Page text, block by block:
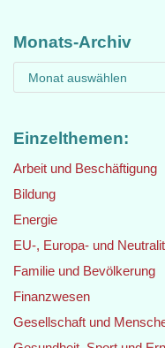
Monats-Archiv
Einzelthemen:
Arbeit und Beschäftigung
Bildung
Energie
EU-, Europa- und
Familie und Bevölkerung
Finanzwesen
Gesellschaft und